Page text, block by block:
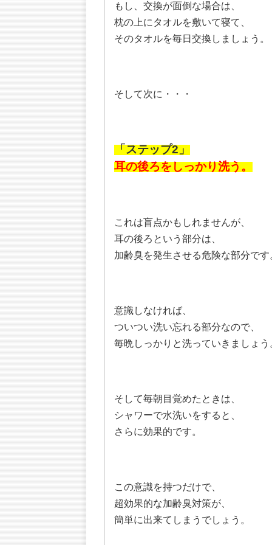
もし、交換が面倒な場合は、
枕の上にタオルを敷いて寝て、
そのタオルを毎日交換しましょう。
そして次に・・・
「ステップ2」
耳の後ろをしっかり洗う。
これは盲点かもしれませんが、
耳の後ろという部分は、
加齢臭を発生させる危険な部分です
意識しなければ、
ついつい洗い忘れる部分なので、
毎晩しっかりと洗っていきましょう
そして毎朝目覚めたときは、
シャワーで水洗いをすると、
さらに効果的です。
この意識を持つだけで、
超効果的な加齢臭対策が、
簡単に出来てしまうでしょう。